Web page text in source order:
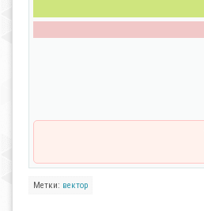
Метки: вектор